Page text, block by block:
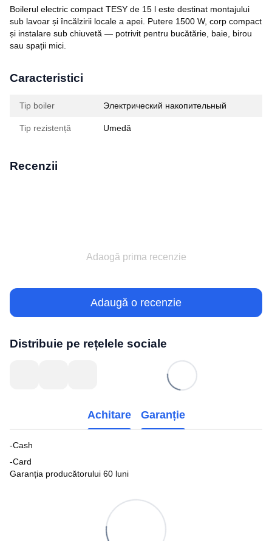
Boilerul electric compact TESY de 15 l este destinat montajului
sub lavoar și încălzirii locale a apei. Putere 1500 W, corp compact
și instalare sub chiuvetă — potrivit pentru bucătărie, baie, birou
sau spații mici.
Caracteristici
Tip boiler Электрический накопительный
Tip rezistență Umedă
Recenzii
Adaogă prima recenzie
Adaugă o recenzie
Distribuie pe rețelele sociale
Achitare Garanție
-Cash
-Card
Garanția producătorului 60 luni